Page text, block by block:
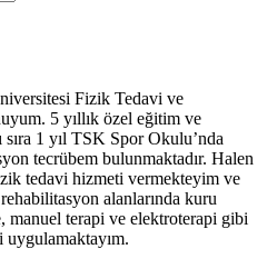
Fizik Tedavi ve
5 yıllık özel eğitim ve
1 yıl TSK Spor Okulu’nda
tecrübem bulunmaktadır. Halen
tedavi hizmeti vermekteyim ve
alanlarında kuru
manuel terapi ve elektroterapi gibi